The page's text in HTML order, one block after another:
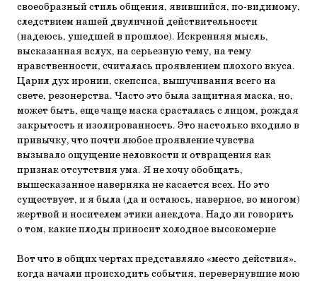
своеобразный стиль общения, явившийся, по-видимому,
следствием нашей двуличной действительности
(надеюсь, ушедшей в прошлое). Искренняя мысль,
высказанная вслух, на серьезную тему, на тему
нравственности, считалась проявлением плохого вкуса.
Царил дух иронии, скепсиса, вышучивания всего на
свете, резонерства. Часто это была защитная маска, но,
может быть, еще чаще маска срасталась с лицом, рождая
закрытость и изолированность. Это настолько входило в
привычку, что почти любое проявление чувства
вызывало ощущение неловкости и отвращения как
признак отсутствия ума. Я не хочу обобщать,
вышесказанное наверняка не касается всех. Но это
существует, и я была (да и остаюсь, наверное, во многом)
жертвой и носителем этики анекдота. Надо ли говорить
о том, какие плоды приносит холодное высокомерие
Вот что в общих чертах представляло «место действия»,
когда начали происходить события, перевернувшие мою